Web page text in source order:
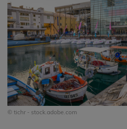
© tichr - stock.adobe.com